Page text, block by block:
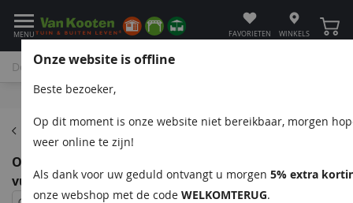
MENU FAVORIETEN WINKELS
Bel App
Blokhutten
Outdoor Life Quby blokhut 400x300 cm 28 mm
vuren blank
Onze website is offline
Beste bezoeker,
Op dit moment is onze website niet bereikbaar, morgen
weer online te zijn!
Als dank voor uw geduld ontvangt u morgen5% extra
onze webshop met de codeWELKOMTERUG.